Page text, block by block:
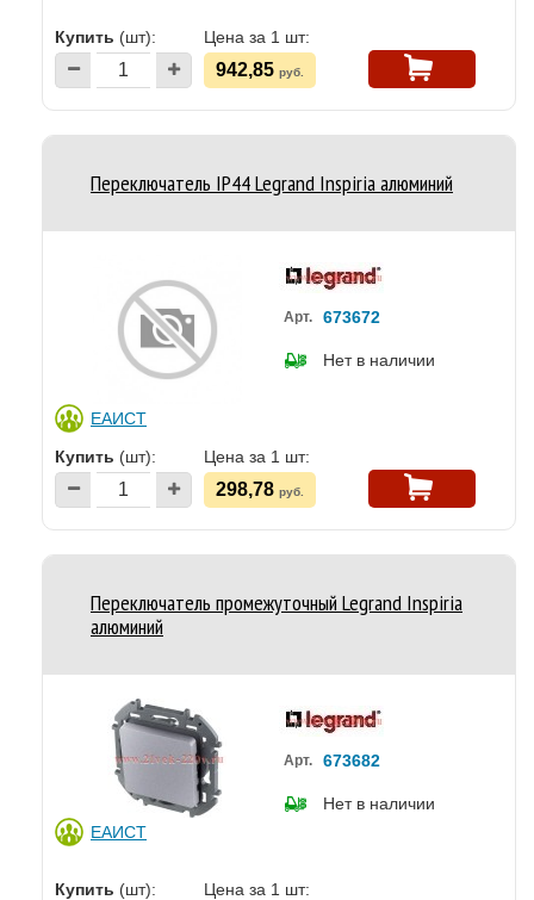
Купить (шт): Цена за 1 шт:
942,85 руб.
Переключатель IP44 Legrand Inspiria алюминий
ЕАИСТ
Арт. 673672
Нет в наличии
Купить (шт): Цена за 1 шт:
298,78 руб.
Переключатель промежуточный Legrand Inspiria
алюминий
ЕАИСТ
Арт. 673682
Нет в наличии
Купить (шт): Цена за 1 шт: